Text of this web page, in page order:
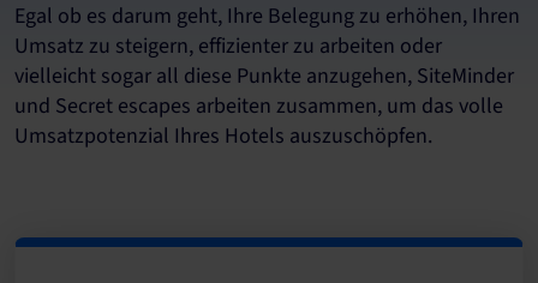
Egal ob es darum geht, Ihre Belegung zu erhöhen, Ihren
Umsatz zu steigern, effizienter zu arbeiten oder
vielleicht sogar all diese Punkte anzugehen, SiteMinder
und Secret escapes arbeiten zusammen, um das volle
Umsatzpotenzial Ihres Hotels auszuschöpfen.